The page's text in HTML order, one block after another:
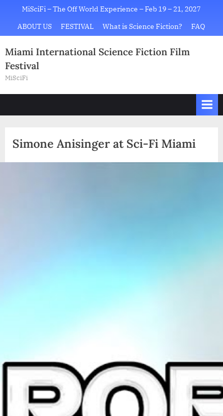
content
MiSciFi – The Off World Experience – Feb 19 – 21, 2027
ABOUT US
FESTIVAL What is Science Fiction? FAQ
Miami International Science Fiction Film
Festival
MiSciFi
Simone Anisinger at Sci-Fi Miami